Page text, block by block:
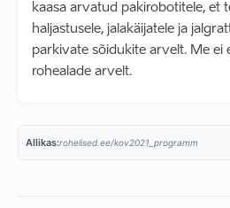
kaasa arvatud pakirobotitele, et
haljastusele, jalakäijatele ja
parkivate sõidukite arvelt. Me ei
rohealade arvelt.
Allikas:rohelised.ee/kov2021_programm